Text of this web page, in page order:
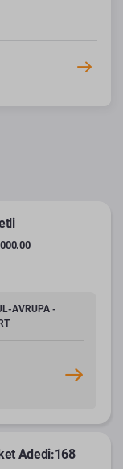
AVRUPA -
Adedi:168